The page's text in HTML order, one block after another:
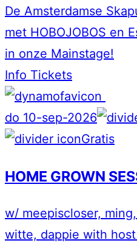
De Amsterdamse
met HOBOJOBOS en
in onze Mainstage!
Info Tickets
do 10-sep-2026
Gratis
HOME GROWN
w/ meepiscloser,
witte, dappie with